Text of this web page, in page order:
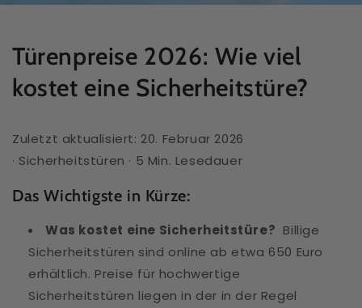
Türenpreise 2026: Wie viel
kostet eine Sicherheitstüre?
Zuletzt aktualisiert: 20. Februar 2026
· Sicherheitstüren · 5 Min. Lesedauer
Das Wichtigste in Kürze:
Was kostet eine Sicherheitstüre? Billige
Sicherheitstüren sind online ab etwa 650 Euro
erhältlich. Preise für hochwertige
Sicherheitstüren liegen in der in der Regel